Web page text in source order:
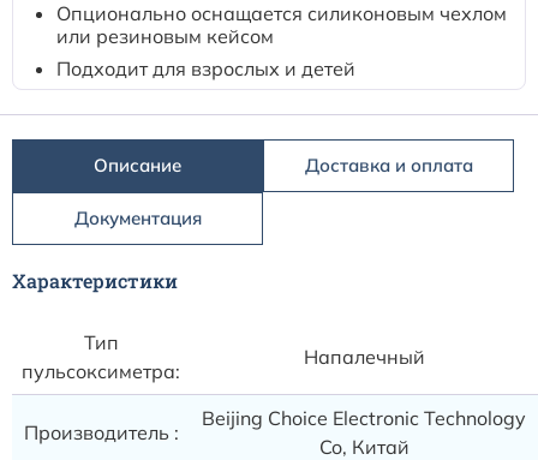
Опционально оснащается силиконовым чехлом
или резиновым кейсом
Подходит для взрослых и детей
Описание Доставка и оплата
Документация
Характеристики
Тип
пульсоксиметра:
Напалечный
Производитель :
Beijing Choice Electronic Technology
Co, Китай